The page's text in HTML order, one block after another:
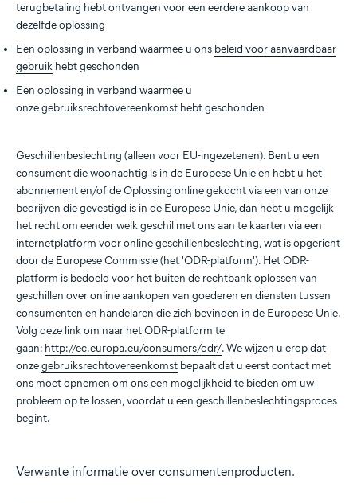
terugbetaling hebt ontvangen voor een eerdere aankoop van
dezelfde oplossing
Een oplossing in verband waarmee u ons beleid voor aanvaardbaar
gebruik hebt geschonden
Een oplossing in verband waarmee u
onzegebruiksrechtovereenkomst hebt geschonden
Geschillenbeslechting (alleen voor EU-ingezetenen). Bent u een
consument die woonachtig is in de Europese Unie en hebt u het
abonnement en/of de Oplossing online gekocht via een van onze
bedrijven die gevestigd is in de Europese Unie, dan hebt u mogelijk
het recht om eender welk geschil met ons aan te kaarten via een
internetplatform voor online geschillenbeslechting, wat is opgericht
door de Europese Commissie (het 'ODR-platform'). Het ODR-
platform is bedoeld voor het buiten de rechtbank oplossen van
geschillen over online aankopen van goederen en diensten tussen
consumenten en handelaren die zich bevinden in de Europese Unie.
Volg deze link om naar het ODR-platform te
gaan: http://ec.europa.eu/consumers/odr/. We wijzen u erop dat
onzegebruiksrechtovereenkomst bepaalt dat u eerst contact met
ons moet opnemen om ons een mogelijkheid te bieden om uw
probleem op te lossen, voordat u een geschillenbeslechtingsproces
begint.
Verwante informatie over consumentenproducten.